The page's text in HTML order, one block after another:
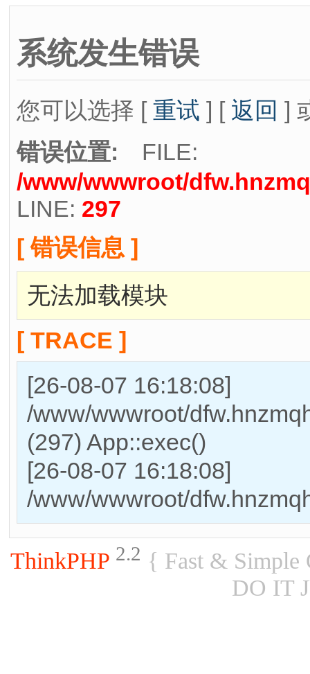
系统发生错误
您可以选择 [ 重试 ] [ 返回 ]
错误位置: FILE:
/www/wwwroot/
LINE: 297
[ 错误信息 ]
无法加载模块
[ TRACE ]
[26-08-07 16:18:08]
/www/wwwroot/
(297) App::exec()
[26-08-07 16:18:08]
/www/wwwroot/
ThinkPHP 2.2 { Fast & Simple
DO IT